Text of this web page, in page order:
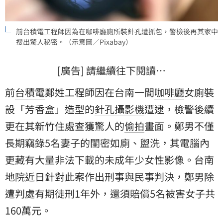
前台積電工程師因為在咖啡廳廁所裝針孔遭抓包，警檢後再其家中
搜出驚人秘密。（示意圖／Pixabay）
[廣告] 請繼續往下閱讀…
前台積電鄭姓工程師因在台南一間咖啡廳女廁裝
設「芳香盒」造型的針孔攝影機遭逮，檢警後續
更在其新竹住處查獲驚人的偷拍畫面。鄭男不僅
長期竊錄5名妻子的閨密如廁、盥洗，其電腦內
更藏有大量非法下載的未成年少女性影像。台南
地院近日針對此案作出刑事與民事判決，鄭男除
遭判處有期徒刑1年外，還須賠償5名被害女子共
160萬元。